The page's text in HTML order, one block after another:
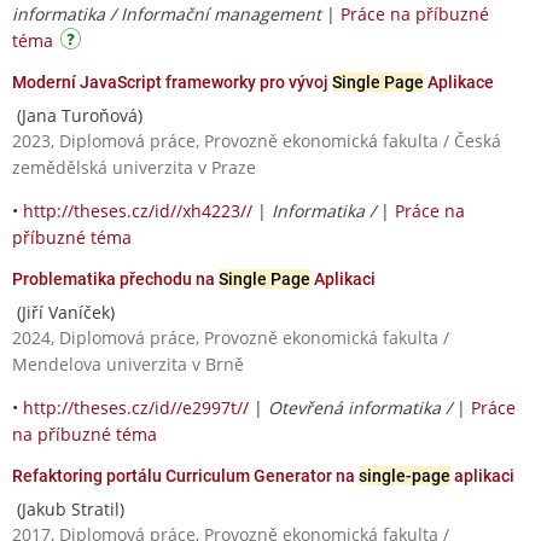
informatika / Informační management| Práce na příbuzné
téma
Moderní JavaScript frameworky pro vývoj Single Page Aplikace
(Jana Turoňová)
2023, Diplomová práce, Provozně ekonomická fakulta / Česká
zemědělská univerzita v Praze
• http://theses.cz/id//xh4223// | Informatika / | Práce na
příbuzné téma
Problematika přechodu na Single Page Aplikaci
(Jiří Vaníček)
2024, Diplomová práce, Provozně ekonomická fakulta /
Mendelova univerzita v Brně
• http://theses.cz/id//e2997t// | Otevřená informatika / | Práce
na příbuzné téma
Refaktoring portálu Curriculum Generator na single-page aplikaci
(Jakub Stratil)
2017, Diplomová práce, Provozně ekonomická fakulta /